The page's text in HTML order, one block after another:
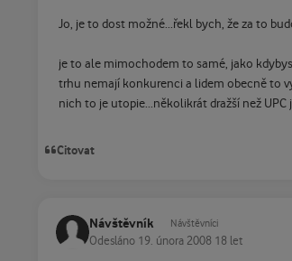
Jo, je to dost možné...řekl bych, že za to
je to ale mimochodem to samé, jako
trhu nemají konkurenci a lidem obecně to
nich to je utopie...několikrát dražší než
Citovat
Návštěvník Návštěvníci
Odesláno 19. února 2008 18 let